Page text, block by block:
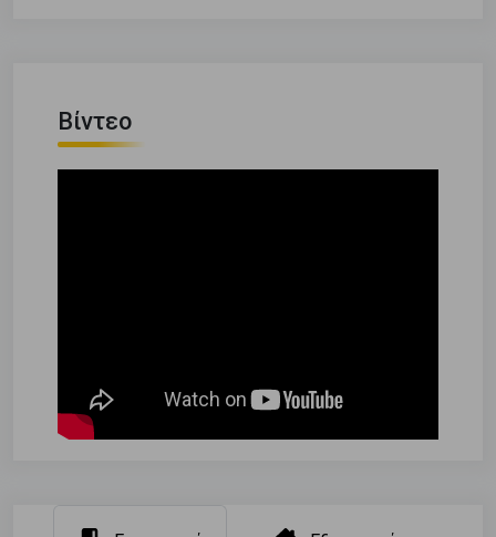
Βίντεο